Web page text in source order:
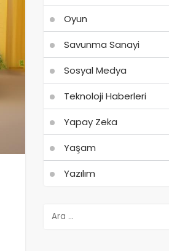
Oyun
Savunma Sanayi
Sosyal Medya
Teknoloji Haberleri
Yapay Zeka
Yaşam
Yazılım